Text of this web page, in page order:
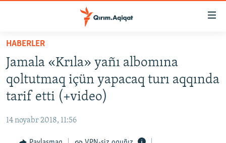
Esas
qaytmaq
Baş
navigatsiyağa
qaytmaq
Qıdıruvğa
qaytmaq
HABERLER
SİYASET
İQTİSADİYAT
MEDENİYET
HABERLER
Jamala «Krıla» yañı albomına
qoltutmaq içün yapacaq turı aqqında
tarif etti (+video)
14 noyabr 2018, 11:56